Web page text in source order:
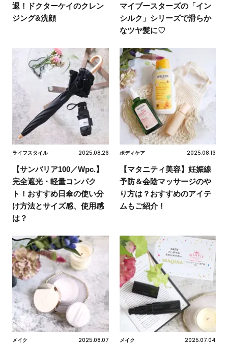
退！ドクターケイのクレン
ジング&洗顔
マイブースターズの「イン
シルク」シリーズで滑らか
なツヤ髪に♡
ライフスタイル 2025.08.26
【サンバリア100／Wpc.】
完全遮光・軽量コンパク
ト！おすすめ日傘の使い分
け方法とサイズ感、使用感
は？
ボディケア 2025.08.13
【マタニティ美容】妊娠線
予防＆会陰マッサージのや
り方は？おすすめのアイテ
ムもご紹介！
メイク 2025.08.07 メイク 2025.07.04